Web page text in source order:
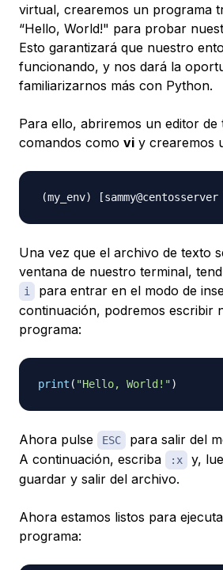
virtual, crearemos un programa
“Hello, World!" para probar
Esto garantizará que nuestro
funcionando, y nos dará la
familiarizarnos más con Python.
Para ello, abriremos un editor de
comandos como vi y crearemos
Una vez que el archivo de texto
ventana de nuestro terminal,
i
para entrar en el modo de
continuación, podremos escribir
programa:
print ( "Hello, World!")
Ahora pulse ESC
para salir del
A continuación, escriba
:x y,
guardar y salir del archivo.
Ahora estamos listos para
programa: